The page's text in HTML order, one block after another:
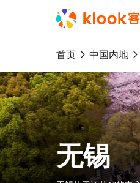
首页 中国内地
无锡